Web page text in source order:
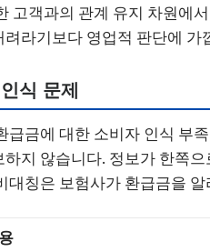
고객과의 관계 유지 차원에
라기보다 영업적 판단에 가
식 문제
급금에 대한 소비자 인식 부
하지 않습니다. 정보가 한쪽
대칭은 보험사가 환급금을